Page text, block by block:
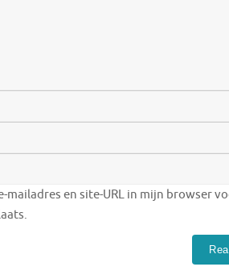
mailadres en site-URL in mijn browser